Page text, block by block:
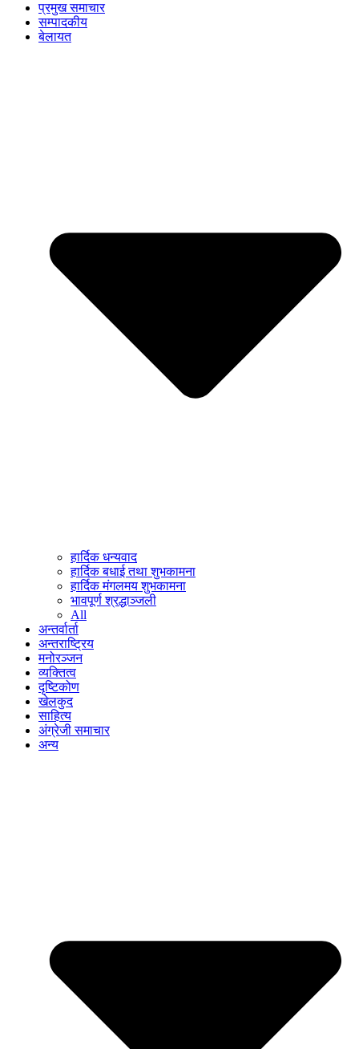
प्रमुख समाचार
सम्पादकीय
बेलायत
हार्दिक धन्यवाद
हार्दिक बधाई तथा शुभकामना
हार्दिक मंगलमय शुभकामना
भावपूर्ण श्रद्धाञ्जली
All
अन्तर्वार्ता
अन्तराष्ट्रिय
मनोरञ्जन
व्यक्तित्व
दृष्टिकोण
खेलकुद
साहित्य
अंग्रेजी समाचार
अन्य